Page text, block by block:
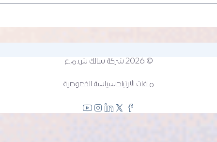
© 2026 شركة سالك ش.م.ع
ملفات الارتباطسياسة الخصوصية